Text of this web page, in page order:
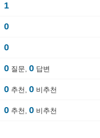
1
0
0
0 질문, 0 답변
0 추천, 0 비추천
0 추천, 0 비추천